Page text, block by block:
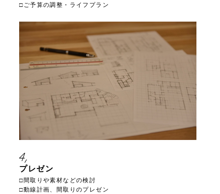
□ご予算の調整・ライフプラン
4,
プレゼン
□間取りや素材などの検討
□動線計画、間取りのプレゼン